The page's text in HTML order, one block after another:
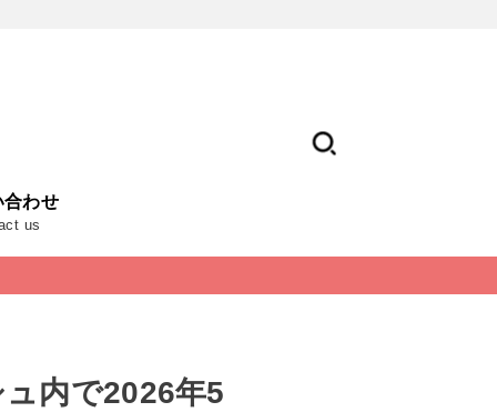
合わせ
us
内で2026年5